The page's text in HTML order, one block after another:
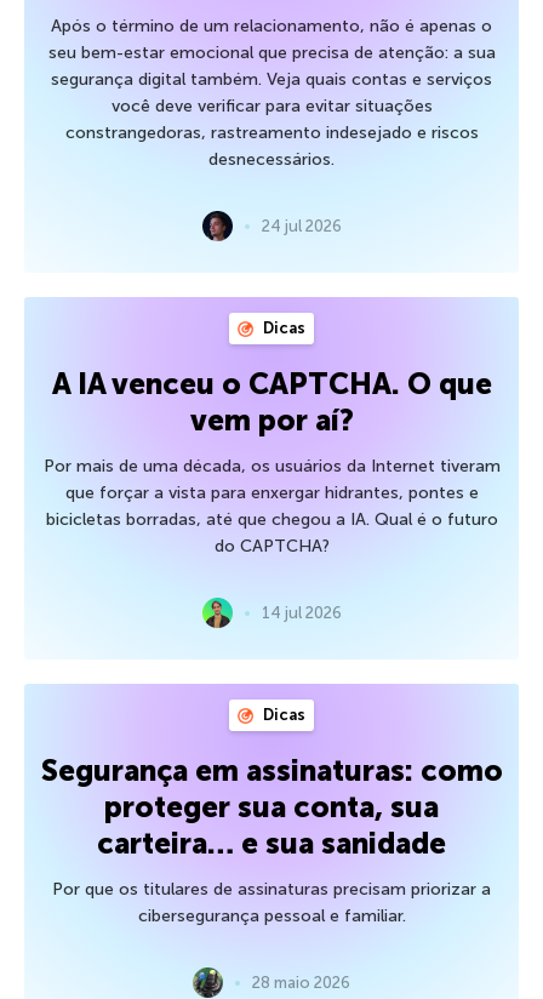
Após o término de um relacionamento, não é apenas o
seu bem-estar emocional que precisa de atenção: a sua
segurança digital também. Veja quais contas e serviços
você deve verificar para evitar situações
constrangedoras, rastreamento indesejado e riscos
desnecessários.
24 jul 2026
Dicas
A IA venceu o CAPTCHA. O que
vem por aí?
Por mais de uma década, os usuários da Internet tiveram
que forçar a vista para enxergar hidrantes, pontes e
bicicletas borradas, até que chegou a IA. Qual é o futuro
do CAPTCHA?
14 jul 2026
Dicas
Segurança em assinaturas: como
proteger sua conta, sua
carteira… e sua sanidade
Por que os titulares de assinaturas precisam priorizar a
cibersegurança pessoal e familiar.
28 maio 2026